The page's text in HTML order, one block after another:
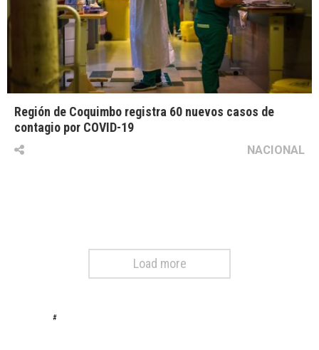
Región de Coquimbo registra 60 nuevos casos de
contagio por COVID-19
NACIONAL
Load more
#